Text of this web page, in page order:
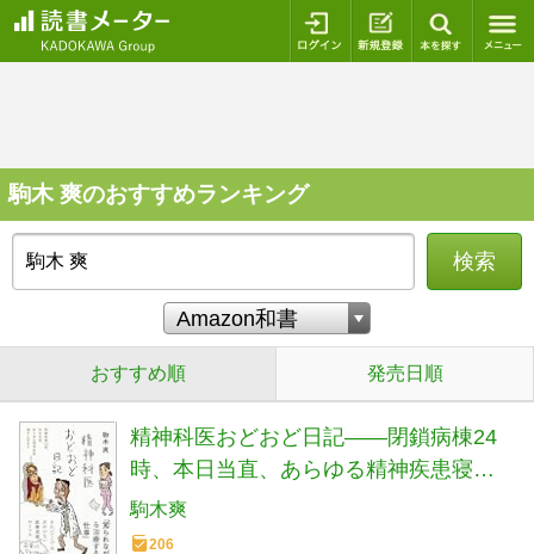
ログイン 新規登録
駒木 爽のおすすめランキング
検索
おすすめ順 発売日順
精神科医おどおど日記——閉鎖病棟24
時、本日当直、あらゆる精神疾患寝ず
に診ます (日記シリーズ)
駒木爽
206